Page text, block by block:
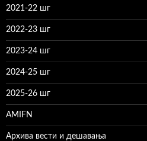
2021-22 шг
2022-23 шг
2023-24 шг
2024-25 шг
2025-26 шг
AMIFN
Архива вести и дешавања